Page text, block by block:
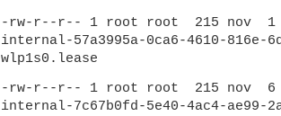
-rw-r--r-- 1 root root 215 nov 1
internal-57a3995a-0ca6-4610-816e-
wlp1s0.lease
-rw-r--r-- 1 root root 215 nov 6
internal-7c67b0fd-5e40-4ac4-ae99-